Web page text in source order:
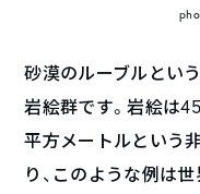
砂漠のルーブルとい
岩絵群です。岩絵は
平方メートルという
り、このような例は